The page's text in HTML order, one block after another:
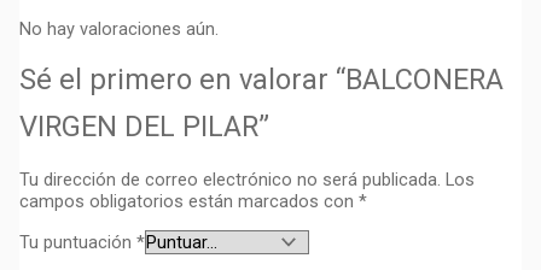
No hay valoraciones aún.
Sé el primero en valorar “BALCONERA
VIRGEN DEL PILAR”
Tu dirección de correo electrónico no será publicada. Los
campos obligatorios están marcados con *
Tu puntuación *